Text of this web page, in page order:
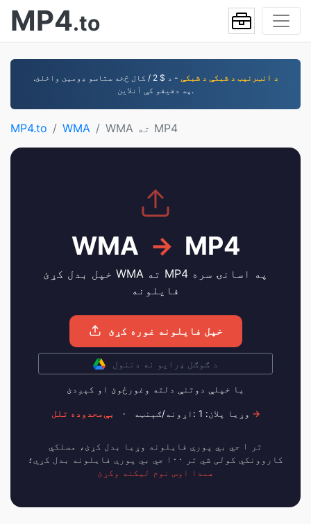
MP4.to
د انټرنېټ د شبکې د شبکې
- د $ 2 / کال څخه ستاسو ډومین واخلئ.
په دقیقو کې آنلاین.
MP4.to WMA WMA ته MP4
WMA → MP4
خپل بدل کړئ WMA ته MP4 په اسانۍ سره
فایلونه
خپل فایلونه غوره کړئ
د ګوګل ډرایو نه دننول
يا خپلې دوتنې دلته وغورځوﺉ او کېږدﺉ
وړيا پلان: 1 :اړونه/ګېنټه · بې‌محدوده تلل →
تر ۱ جي بي پورې فایلونه وړیا بدل کړئ، مسلکي
کاروونکي کولی شي تر ۱۰۰ جي بي پورې فایلونه بدل کړي؛
همدا اوس نوم لیکنه وکړئ